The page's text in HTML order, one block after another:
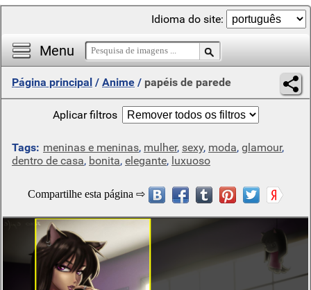
Menu
Idioma do site:
Página principal / Anime / papéis de parede
Aplicar filtros
Tags: meninas e meninas, mulher, sexy, moda, glamour,
dentro de casa, bonita, elegante, luxuoso